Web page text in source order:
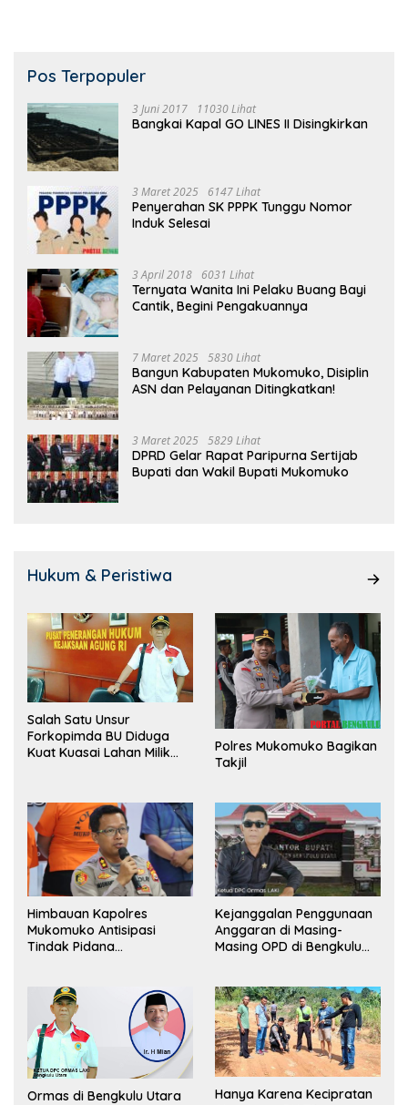
Pos Terpopuler
3 Juni 2017 11030 Lihat
Bangkai Kapal GO LINES II Disingkirkan
3 Maret 2025 6147 Lihat
Penyerahan SK PPPK Tunggu Nomor
Induk Selesai
3 April 2018 6031 Lihat
Ternyata Wanita Ini Pelaku Buang Bayi
Cantik, Begini Pengakuannya
7 Maret 2025 5830 Lihat
Bangun Kabupaten Mukomuko, Disiplin
ASN dan Pelayanan Ditingkatkan!
3 Maret 2025 5829 Lihat
DPRD Gelar Rapat Paripurna Sertijab
Bupati dan Wakil Bupati Mukomuko
Hukum & Peristiwa
Salah Satu Unsur
Forkopimda BU Diduga
Kuat Kuasai Lahan Milik
Polres Mukomuko Bagikan
Takjil
Himbauan Kapolres
Mukomuko Antisipasi
Tindak Pidana
Kejanggalan Penggunaan
Anggaran di Masing-
Masing OPD di Bengkulu
Ormas di Bengkulu Utara
Hanya Karena Kecipratan